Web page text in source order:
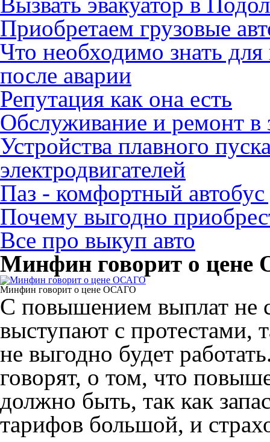
Приобретаем грузовые
Что необходимо знать
после аварии
Репутация как она есть
Обслуживание и ремонт в
Устройства плавного
электродвигателей
Паз - комфортный
Почему выгодно
Все про выкуп авто
Минфин говорит о
Минфин говорит о цене ОСАГО
С повышением выплат не
выступают с протестами,
не выгодно будет
говорят, о том, что
должно быть, так как
тарифов большой, и